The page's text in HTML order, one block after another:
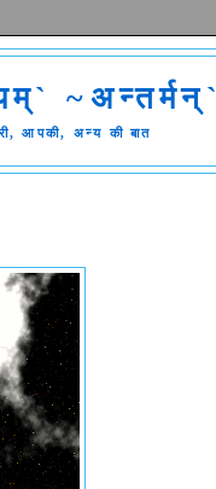
~अन्तर्मन्`
आपकी, अन्य की बात